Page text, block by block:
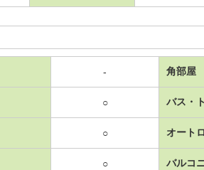
- 角部屋
○ バス・
○ オート
○ バルコ